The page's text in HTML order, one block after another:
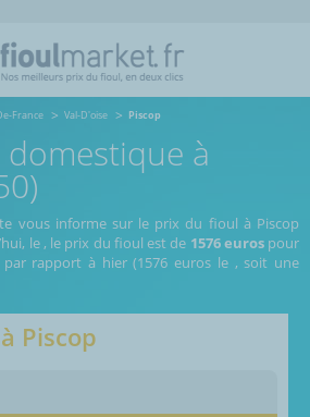
France Val-D'oise Piscop
à
vous informe sur le prix du fioul à Piscop
le , le prix du fioul est de 1576 eurospour
rapport à hier (1576 euros le , soit une
Piscop